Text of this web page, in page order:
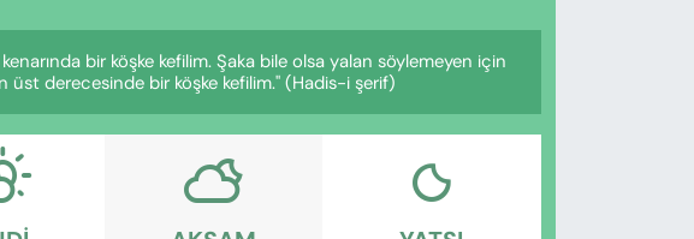
bir köşke kefilim. Şaka bile olsa yalan söylemeyen için
üst derecesinde bir köşke kefilim." (Hadis-i şerif)